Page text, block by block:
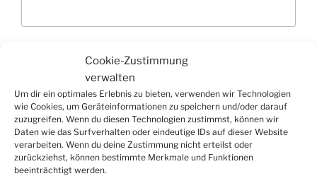
Cookie-Zustimmung
verwalten
Um dir ein optimales Erlebnis zu bieten, verwenden wir Technologien
wie Cookies, um Geräteinformationen zu speichern und/oder darauf
zuzugreifen. Wenn du diesen Technologien zustimmst, können wir
Daten wie das Surfverhalten oder eindeutige IDs auf dieser Website
verarbeiten. Wenn du deine Zustimmung nicht erteilst oder
zurückziehst, können bestimmte Merkmale und Funktionen
beeinträchtigt werden.